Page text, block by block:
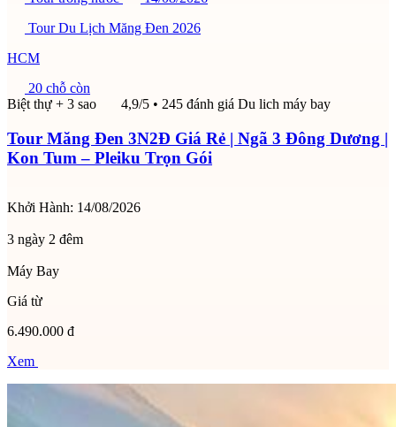
Tour Du Lịch Măng Đen 2026
HCM
20 chỗ còn
Biệt thự + 3 sao
4,9/5 • 245 đánh giá Du lich máy bay
Tour Măng Đen 3N2Đ Giá Rẻ | Ngã 3 Đông Dương |
Kon Tum – Pleiku Trọn Gói
Khởi Hành: 14/08/2026
3 ngày 2 đêm
Máy Bay
Giá từ
6.490.000 đ
Xem